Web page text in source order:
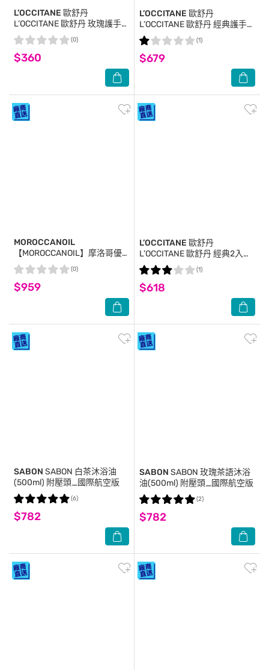
L’OCCITANE 歐舒丹
L’OCCITANE 歐舒丹 玫瑰護手
霜(30ml)-新版-國際航空版
$360
(0)
L’OCCITANE 歐舒丹
L’OCCITANE 歐舒丹 經典護手霜
雙入組(30MLX2)-新版-乳油木
x2-國際航空版
$679
(1)
MOROCCANOIL
【MOROCCANOIL】摩洛哥優
油100ml+優油MINI組 公司貨
$959
(0)
L’OCCITANE 歐舒丹
L’OCCITANE 歐舒丹 經典2入護
手霜送小熊毛巾-乳油木
30ml+果漾馬鞭草30ml-國際航
空版
$618
(1)
SABON SABON 白茶沐浴油
(500ml) 附壓頭_國際航空版
$782
(6)
SABON SABON 玫瑰茶語沐浴
油(500ml) 附壓頭_國際航空版
$782
(2)